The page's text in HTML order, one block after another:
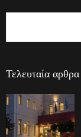
Τελευταία αρθρα